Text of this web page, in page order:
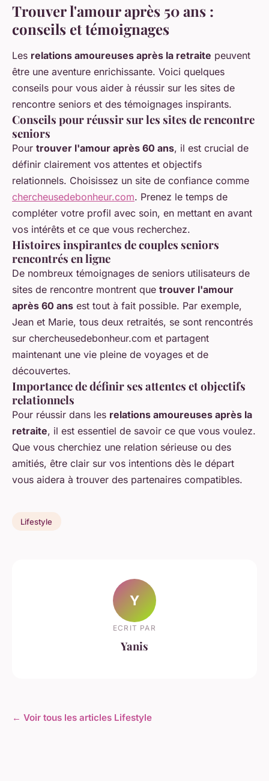
Trouver l'amour après 50 ans :
conseils et témoignages
Les relations amoureuses après la retraite peuvent
être une aventure enrichissante. Voici quelques
conseils pour vous aider à réussir sur les sites de
rencontre seniors et des témoignages inspirants.
Conseils pour réussir sur les sites de rencontre
seniors
Pour trouver l'amour après 60 ans, il est crucial de
définir clairement vos attentes et objectifs
relationnels. Choisissez un site de confiance comme
chercheusedebonheur.com. Prenez le temps de
compléter votre profil avec soin, en mettant en avant
vos intérêts et ce que vous recherchez.
Histoires inspirantes de couples seniors
rencontrés en ligne
De nombreux témoignages de seniors utilisateurs de
sites de rencontre montrent que trouver l'amour
après 60 ans est tout à fait possible. Par exemple,
Jean et Marie, tous deux retraités, se sont rencontrés
sur chercheusedebonheur.com et partagent
maintenant une vie pleine de voyages et de
découvertes.
Importance de définir ses attentes et objectifs
relationnels
Pour réussir dans les relations amoureuses après la
retraite, il est essentiel de savoir ce que vous voulez.
Que vous cherchiez une relation sérieuse ou des
amitiés, être clair sur vos intentions dès le départ
vous aidera à trouver des partenaires compatibles.
Lifestyle
Y
ECRIT PAR
Yanis
← Voir tous les articles Lifestyle